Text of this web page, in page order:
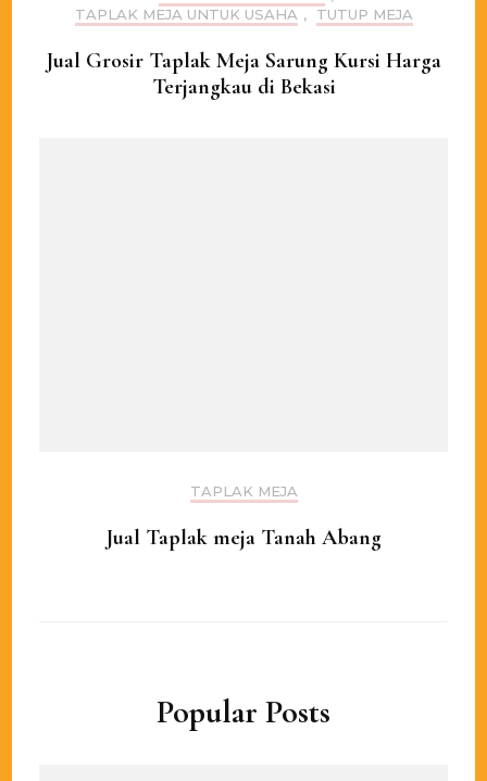
TAPLAK MEJA UNTUK USAHA , TUTUP MEJA
Jual Grosir Taplak Meja Sarung Kursi Harga
Terjangkau di Bekasi
TAPLAK MEJA
Jual Taplak meja Tanah Abang
Popular Posts